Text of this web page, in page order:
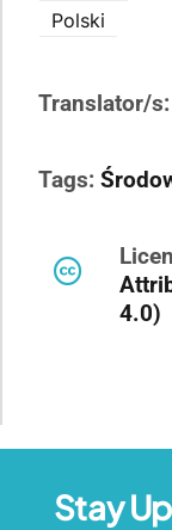
Polski
Translator/s:
Tags:
4.0)
Stay